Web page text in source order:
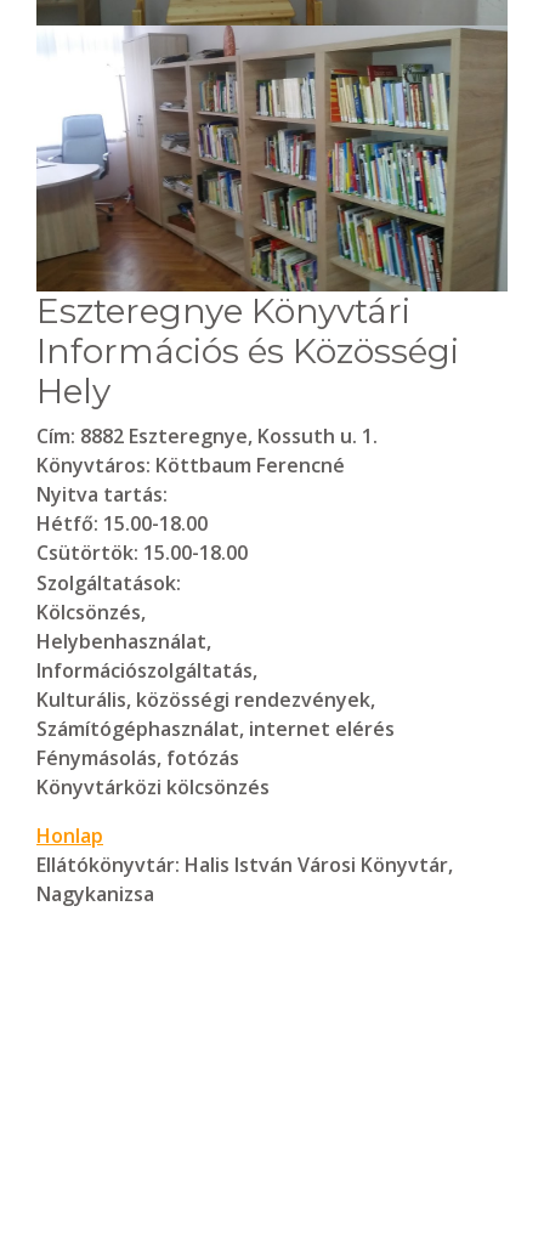
Eszteregnye Könyvtári
Információs és Közösségi
Hely
Cím: 8882 Eszteregnye, Kossuth u. 1.
Könyvtáros: Köttbaum Ferencné
Nyitva tartás:
Hétfő: 15.00-18.00
Csütörtök: 15.00-18.00
Szolgáltatások:
Kölcsönzés,
Helybenhasználat,
Információszolgáltatás,
Kulturális, közösségi rendezvények,
Számítógéphasználat, internet elérés
Fénymásolás, fotózás
Könyvtárközi kölcsönzés
Honlap
Ellátókönyvtár: Halis István Városi Könyvtár,
Nagykanizsa